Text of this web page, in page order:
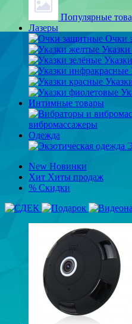
Популярные
Лазеры
Очки
Интимные товары
вибромассажеры
Одежда
New Новинки
Хит Хиты продаж
% Скидки